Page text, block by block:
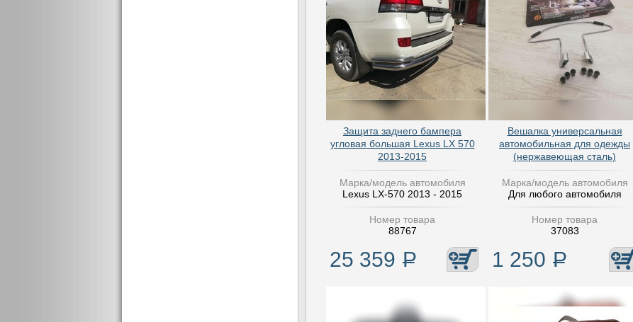
Защита заднего бампера
угловая большая Lexus LX 570
2013-2015
Марка/модель автомобиля
Lexus LX-570 2013 - 2015
Номер товара
88767
25 359 Р
Вешалка универсальная
автомобильная для одежды
(нержавеющая сталь)
Марка/модель автомобиля
Для любого автомобиля
Номер товара
37083
1 250 Р